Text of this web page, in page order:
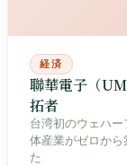
経済
聯華電子（
拓者
台湾初のウェハ
体産業がゼロから
た